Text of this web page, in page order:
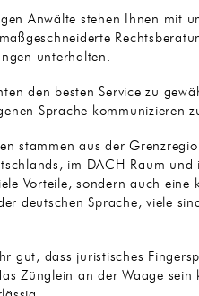
Anwälte stehen Ihnen mit
unterhalten.
den besten Service zu
Sprache kommunizieren
stammen aus der
im DACH-Raum
Vorteile, sondern auch
deutschen Sprache, viele
gut, dass juristisches
Zünglein an der Waage